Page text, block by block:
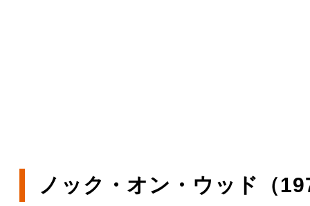
ノック・オン・ウッド（